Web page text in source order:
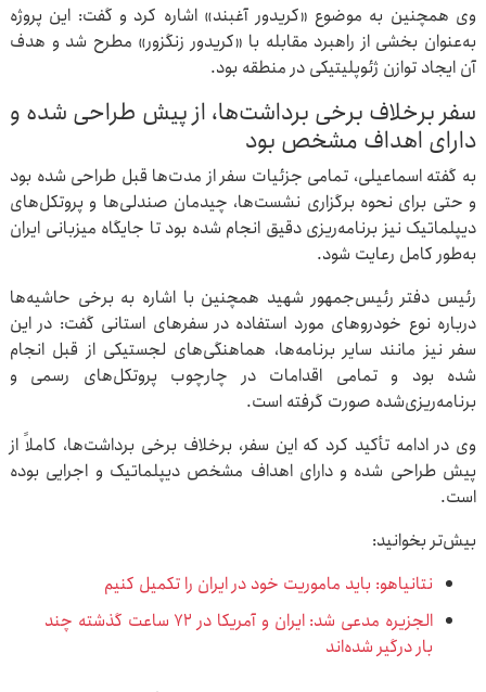
وی همچنین به موضوع «کریدور آغبند» اشاره کرد و گفت: این پروژه
به‌عنوان بخشی از راهبرد مقابله با «کریدور زنگزور» مطرح شد و هدف
آن ایجاد توازن ژئوپلیتیکی در منطقه بود.
سفر برخلاف برخی برداشت‌ها، از پیش طراحی شده و
دارای اهداف مشخص بود
به گفته اسماعیلی، تمامی جزئیات سفر از مدت‌ها قبل طراحی شده بود
و حتی برای نحوه برگزاری نشست‌ها، چیدمان صندلی‌ها و پروتکل‌های
دیپلماتیک نیز برنامه‌ریزی دقیق انجام شده بود تا جایگاه میزبانی ایران
به‌طور کامل رعایت شود.
رئیس دفتر رئیس‌جمهور شهید همچنین با اشاره به برخی حاشیه‌ها
درباره نوع خودروهای مورد استفاده در سفرهای استانی گفت: در این
سفر نیز مانند سایر برنامه‌ها، هماهنگی‌های لجستیکی از قبل انجام
شده بود و تمامی اقدامات در چارچوب پروتکل‌های رسمی و
برنامه‌ریزی‌شده صورت گرفته است.
وی در ادامه تأکید کرد که این سفر، برخلاف برخی برداشت‌ها، کاملاً از
پیش طراحی شده و دارای اهداف مشخص دیپلماتیک و اجرایی بوده
است.
بیش‌تر بخوانید:
نتانیاهو: باید ماموریت خود در ایران را تکمیل کنیم
الجزیره مدعی شد: ایران و آمریکا در ۷۲ ساعت گذشته چند
بار درگیر شده‌اند